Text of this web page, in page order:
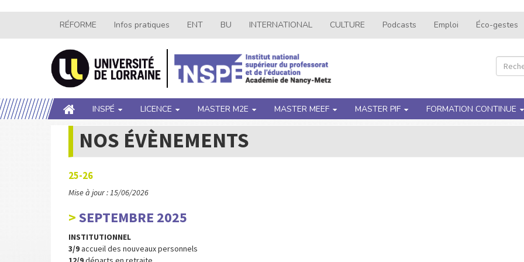
contenu
Navigation
secondaire
RÉFORME Infos pratiques ENT BU INTERNATIONAL CULTURE Podcasts Emploi Éco-gestes
Main
navigation
INSPÉ LICENCE MASTER M2E MASTER MEEF MASTER PIF FORMATION CONTINUE
NOS ÉVÈNEMENTS
25-26
Mise à jour : 15/06/2026
SEPTEMBRE 2025
INSTITUTIONNEL
3/9accueil des nouveaux personnels